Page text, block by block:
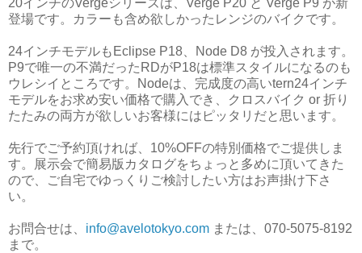
20インチのVergeシリーズは、Verge P20 と Verge P9 が新
登場です。カラーも含め欲しかったレンジのバイクです。
24インチモデルもEclipse P18、Node D8 が投入されます。
P9で唯一の不満だったRDがP18は標準スタイルになるのも
ウレシイところです。Nodeは、完成度の高いtern24インチ
モデルをお求め安い価格で購入でき、クロスバイク or 折り
たたみの両方が欲しいお客様にはピッタリだと思います。
先行でご予約頂ければ、10%OFFの特別価格でご提供しま
す。展示会で簡易版カタログをちょっと多めに頂いてきた
ので、ご自宅でゆっくりご検討したい方はお声掛け下さ
い。
お問合せは、 info@avelotokyo.com または、070-5075-8192
まで。